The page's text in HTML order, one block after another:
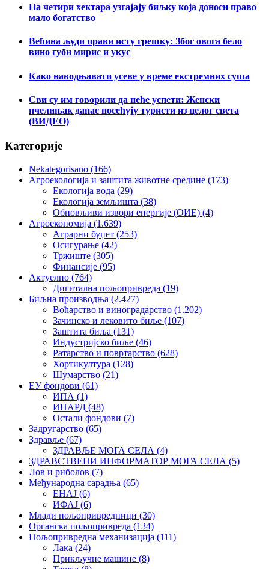
На четири хектара узгајају биљку која доноси право
мало богатство
Већина људи прави исту грешку: Због овога бело
вино губи мирис и укус
Како наводњавати усеве у време екстремних суша
Сви су им говорили да неће успети: Женски
пчелињак данас посећују туристи из целог света
(ВИДЕО)
Категорије
Nekategorisano (166)
Агроекологија и заштита животне средине (173)
Екологија вода (29)
Екологија земљишта (38)
Обновљиви извори енергије (ОИЕ) (4)
Агроекономија (1.639)
Аграрни буџет (253)
Осигурање (42)
Тржиште (305)
Финансије (95)
Актуелно (764)
Дигитална пољопривреда (19)
Биљна производња (2.427)
Воћарство и виноградарство (1.202)
Зачинско и лековито биље (107)
Заштита биља (131)
Индустријско биље (46)
Ратарство и повртарство (628)
Хортикултура (128)
Шумарство (21)
ЕУ фондови (61)
ИПА (1)
ИПАРД (48)
Остали фондови (7)
Задругарство (65)
Здравље (67)
ЗДРАВЉЕ МОГА СЕЛА (4)
ЗДРАВСТВЕНИ ИНФОРМАТОР МОГА СЕЛА (5)
Лов и риболов (7)
Међународна сарадња (65)
ЕНАЈ (6)
ИФАЈ (6)
Млади пољопривредници (30)
Органска пољопривреда (134)
Пољопривредна механизација (111)
Лака (24)
Прикључне машине (8)